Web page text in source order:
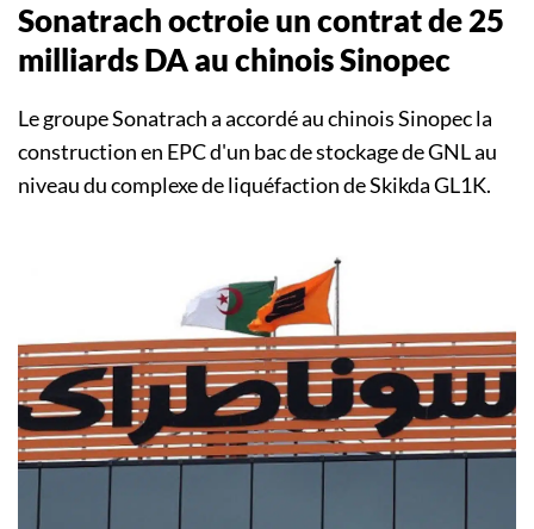
Sonatrach octroie un contrat de 25
milliards DA au chinois Sinopec
Le groupe Sonatrach a accordé au chinois Sinopec la
construction en EPC d'un bac de stockage de GNL au
niveau du complexe de liquéfaction de Skikda GL1K.